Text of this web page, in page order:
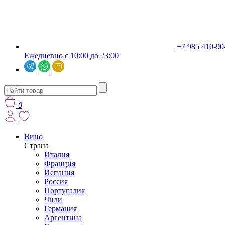
+7 985 410-
Ежедневно с 10:00 до 23:00
0
Вино
Страна
Италия
Франция
Испания
Россия
Португалия
Чили
Германия
Аргентина